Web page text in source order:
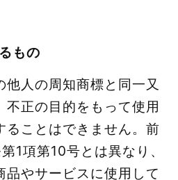
もの
他人の周知商標と同一又
不正の目的をもって使用
ることはできません。前
1項第10号とは異なり、
品やサービスに使用して